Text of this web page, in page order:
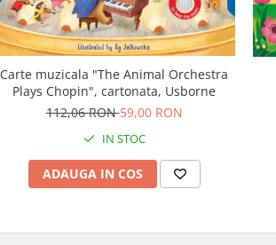
Carte muzicala "The Animal Orchestra
Plays Chopin", cartonata, Usborne
112,06 RON59,00 RON
IN STOC
ADAUGA IN COS